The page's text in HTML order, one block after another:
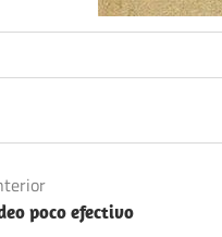
poco efectivo